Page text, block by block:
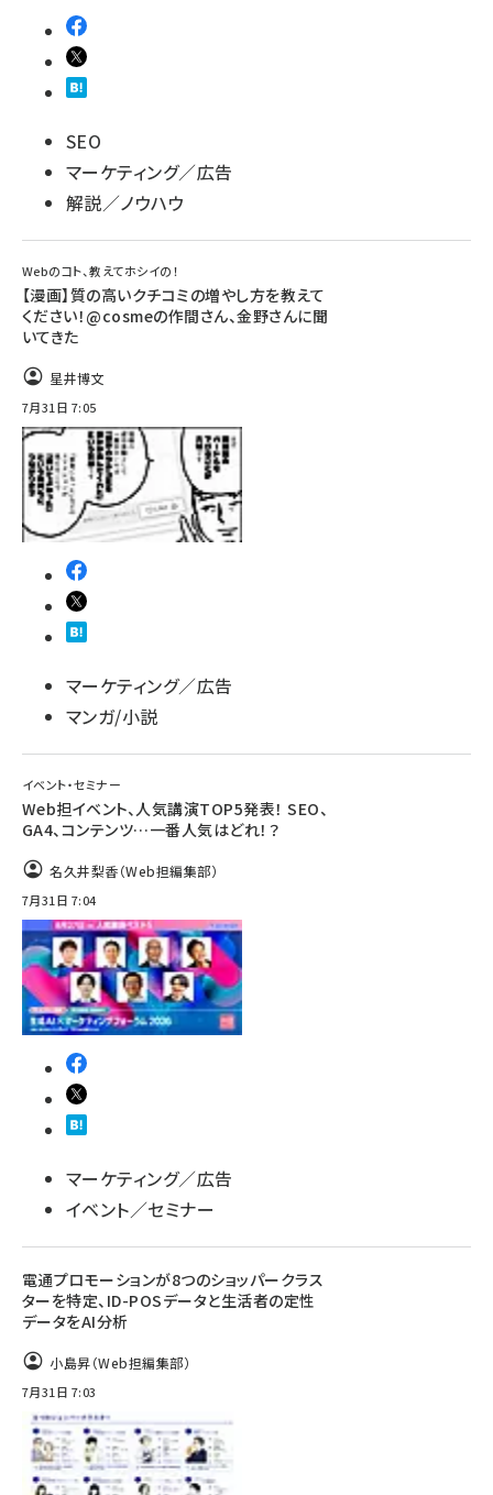
SEO
マーケティング／広告
解説／ノウハウ
Webのコト、教えてホシイの！
【漫画】質の高いクチコミの増やし方を教えて
ください！@cosmeの作間さん、金野さんに聞
いてきた
星井博文
7月31日 7:05
マーケティング／広告
マンガ/小説
イベント・セミナー
Web担イベント、人気講演TOP5発表！ SEO、
GA4、コンテンツ…一番人気はどれ！？
名久井梨香（Web担編集部）
7月31日 7:04
マーケティング／広告
イベント／セミナー
電通プロモーションが8つのショッパークラス
ターを特定、ID-POSデータと生活者の定性
データをAI分析
小島昇（Web担編集部）
7月31日 7:03